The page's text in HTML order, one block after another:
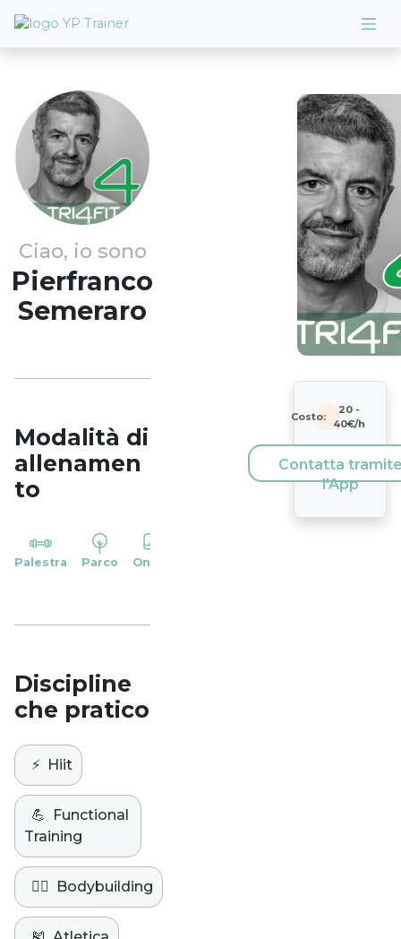
Ciao, io sono
Pierfranco
Semeraro
Modalità di
allenamen
to
Palestra Parco Online
Discipline
che pratico
⚡️ Hiit
💪
Functional
Training
🏋️‍♀️ Bodybuilding
Costo:
20 -
40€/h
Contatta
l'App